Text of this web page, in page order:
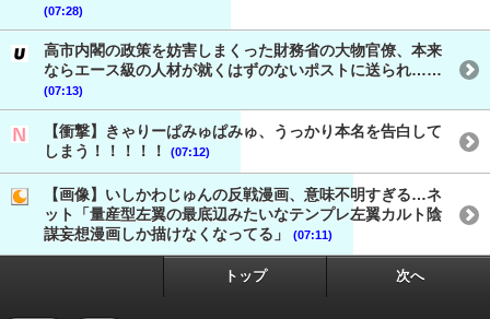
(07:28)
高市内閣の政策を妨害しまくった財務省の大物官僚、本来
ならエース級の人材が就くはずのないポストに送られ……
(07:13)
【衝撃】きゃりーぱみゅぱみゅ、うっかり本名を告白して
しまう！！！！！
(07:12)
【画像】いしかわじゅんの反戦漫画、意味不明すぎる…ネ
ット「量産型左翼の最底辺みたいなテンプレ左翼カルト陰
謀妄想漫画しか描けなくなってる」
(07:11)
トップ 次へ